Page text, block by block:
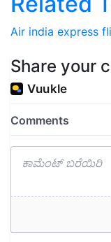
Air india express
Share your